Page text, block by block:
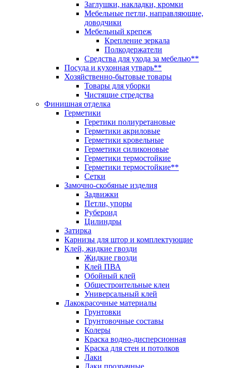
Заглушки, накладки, кромки
Мебельные петли, направляющие,
доводчики
Мебельный крепеж
Крепление зеркала
Полкодержатели
Средства для ухода за мебелью**
Посуда и кухонная утварь**
Хозяйственно-бытовые товары
Товары для уборки
Чистящие стредства
Финишная отделка
Герметики
Геретики полиуретановые
Герметики акриловые
Герметики кровельные
Герметики силиконовые
Герметики термостойкие
Герметики термостойкие**
Сетки
Замочно-скобяные изделия
Задвижки
Петли, упоры
Рубероид
Цилиндры
Затирка
Карнизы для штор и комплектующие
Клей, жидкие гвозди
Жидкие гвозди
Клей ПВА
Обойный клей
Общестроительные клеи
Универсальный клей
Лакокрасочные материалы
Грунтовки
Грунтовочные составы
Колеры
Краска водно-дисперсионная
Краска для стен и потолков
Лаки
Лаки прозрачные